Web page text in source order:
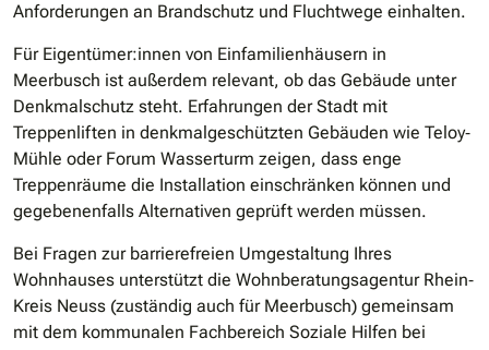
Anforderungen an Brandschutz und Fluchtwege einhalten.
Für Eigentümer:innen von Einfamilienhäusern in
Meerbusch ist außerdem relevant, ob das Gebäude unter
Denkmalschutz steht. Erfahrungen der Stadt mit
Treppenliften in denkmalgeschützten Gebäuden wie Teloy‐
Mühle oder Forum Wasserturm zeigen, dass enge
Treppenräume die Installation einschränken können und
gegebenenfalls Alternativen geprüft werden müssen.
Bei Fragen zur barrierefreien Umgestaltung Ihres
Wohnhauses unterstützt die Wohnberatungsagentur Rhein‐
Kreis Neuss (zuständig auch für Meerbusch) gemeinsam
mit dem kommunalen Fachbereich Soziale Hilfen bei